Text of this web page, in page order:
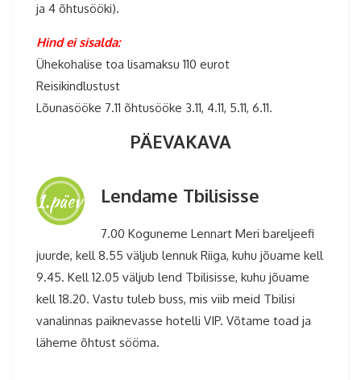
ja 4 õhtusööki).
Hind ei sisalda:
Ühekohalise toa lisamaksu 110 eurot
Reisikindlustust
Lõunasööke 7.11 õhtusööke 3.11, 4.11, 5.11, 6.11.
PÄEVAKAVA
1.päev Lendame Tbilisisse
7.00 Koguneme Lennart Meri bareljeefi
juurde, kell 8.55 väljub lennuk Riiga, kuhu jõuame kell
9.45. Kell 12.05 väljub lend Tbilisisse, kuhu jõuame
kell 18.20. Vastu tuleb buss, mis viib meid Tbilisi
vanalinnas paiknevasse hotelli VIP. Võtame toad ja
läheme õhtust sööma.